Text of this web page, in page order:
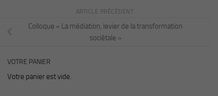
ARTICLE PRÉCÉDENT
Colloque « La médiation, levier de la transformation
sociétale »
VOTRE PANIER
Votre panier est vide.